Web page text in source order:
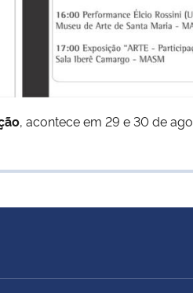
, acontece em 29 e 30 de